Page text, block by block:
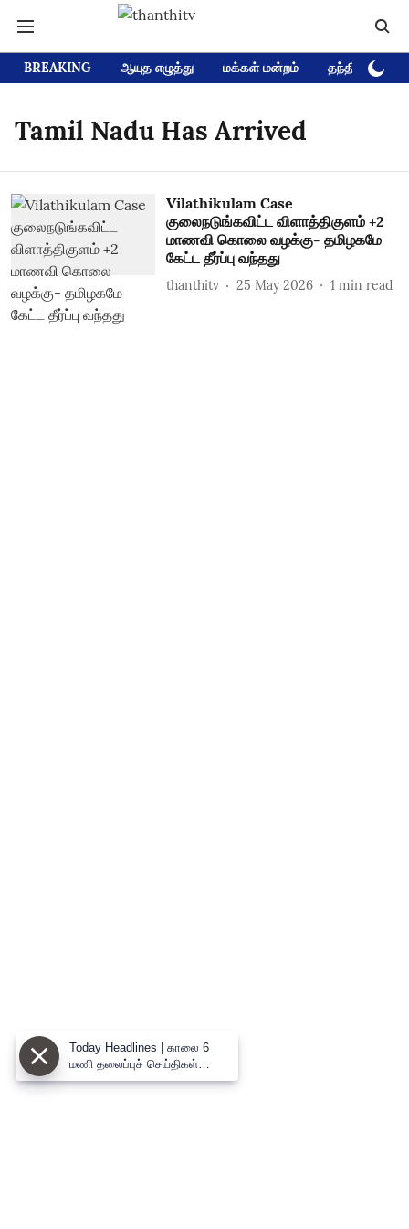
BREAKING ஆயுத எழுத்து மக்கள் மன்றம் தந்தி டிவி
Tamil Nadu Has Arrived
Vilathikulam Case
குலைநடுங்கவிட்ட விளாத்திகுளம் +2
மாணவி கொலை வழக்கு- தமிழகமே
கேட்ட தீர்ப்பு வந்தது
thanthitv 25 May 2026 1 min read
Today Headlines | காலை 6
மணி தலைப்புச் செய்திகள்
(09.08.2026) | 6 AM Headlines